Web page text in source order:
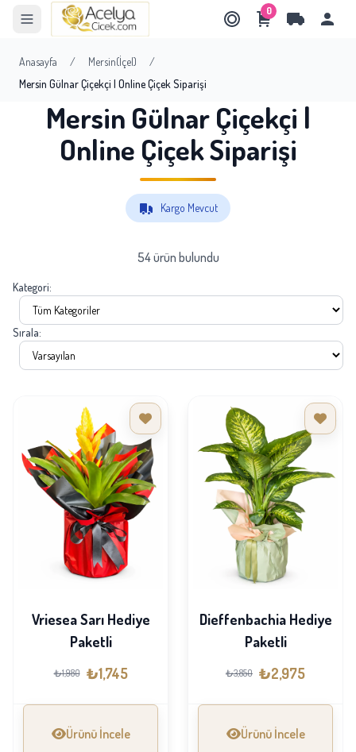
0
Anasayfa / Mersin(İçel)
/
Mersin Gülnar Çiçekçi | Online Çiçek Siparişi
Mersin Gülnar Çiçekçi |
Online Çiçek Siparişi
Kargo Mevcut
54 ürün bulundu
Kategori:
Sırala:
Vriesea Sarı Hediye
Paketli
₺1,980 ₺1,745
Ürünü İncele
Dieffenbachia Hediye
Paketli
₺3,850 ₺2,975
Ürünü İncele